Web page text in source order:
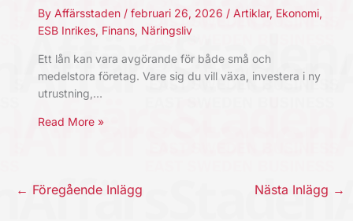
By Affärsstaden / februari 26, 2026 / Artiklar, Ekonomi,
ESB Inrikes, Finans, Näringsliv
Ett lån kan vara avgörande för både små och
medelstora företag. Vare sig du vill växa, investera i ny
utrustning,…
Read More »
← Föregående Inlägg Nästa Inlägg →